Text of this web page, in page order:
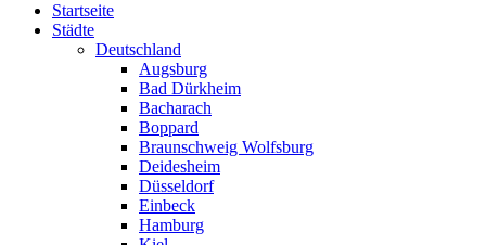
Startseite
Städte
Deutschland
Augsburg
Bad Dürkheim
Bacharach
Boppard
Braunschweig Wolfsburg
Deidesheim
Düsseldorf
Einbeck
Hamburg